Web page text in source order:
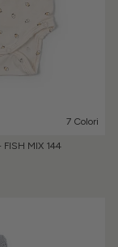
7 Colori
MIX 144